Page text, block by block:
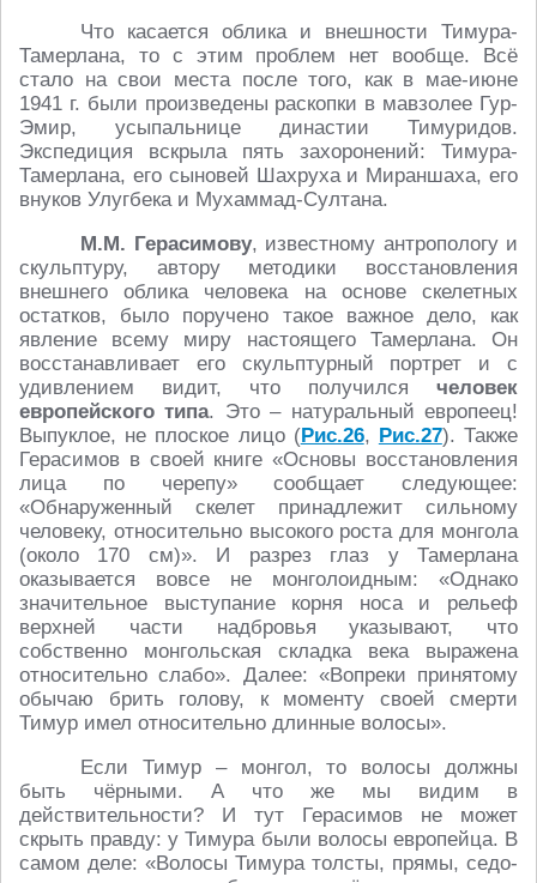
Что касается облика и внешности Тимура-
Тамерлана, то с этим проблем нет вообще. Всё
стало на свои места после того, как в мае-июне
1941 г. были произведены раскопки в мавзолее Гур-
Эмир, усыпальнице династии Тимуридов.
Экспедиция вскрыла пять захоронений: Тимура-
Тамерлана, его сыновей Шахруха и Мираншаха, его
внуков Улугбека и Мухаммад-Султана.
М.М. Герасимову, известному антропологу и
скульптуру, автору методики восстановления
внешнего облика человека на основе скелетных
остатков, было поручено такое важное дело, как
явление всему миру настоящего Тамерлана. Он
восстанавливает его скульптурный портрет и с
удивлением видит, что получился человек
европейского типа. Это – натуральный европеец!
Выпуклое, не плоское лицо (Рис.26, Рис.27). Также
Герасимов в своей книге «Основы восстановления
лица по черепу» сообщает следующее:
«Обнаруженный скелет принадлежит сильному
человеку, относительно высокого роста для монгола
(около 170 см)». И разрез глаз у Тамерлана
оказывается вовсе не монголоидным: «Однако
значительное выступание корня носа и рельеф
верхней части надбровья указывают, что
собственно монгольская складка века выражена
относительно слабо». Далее: «Вопреки принятому
обычаю брить голову, к моменту своей смерти
Тимур имел относительно длинные волосы».
Если Тимур – монгол, то волосы должны
быть чёрными. А что же мы видим в
действительности? И тут Герасимов не может
скрыть правду: у Тимура были волосы европейца. В
самом деле: «Волосы Тимура толсты, прямы, седо-